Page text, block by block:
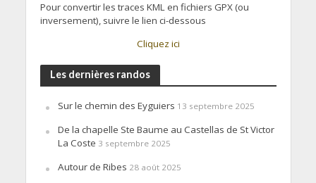
Pour convertir les traces KML en fichiers GPX (ou
inversement), suivre le lien ci-dessous
Cliquez ici
Les dernières randos
Sur le chemin des Eyguiers 13 septembre 2025
De la chapelle Ste Baume au Castellas de St Victor
La Coste 3 septembre 2025
Autour de Ribes 28 août 2025